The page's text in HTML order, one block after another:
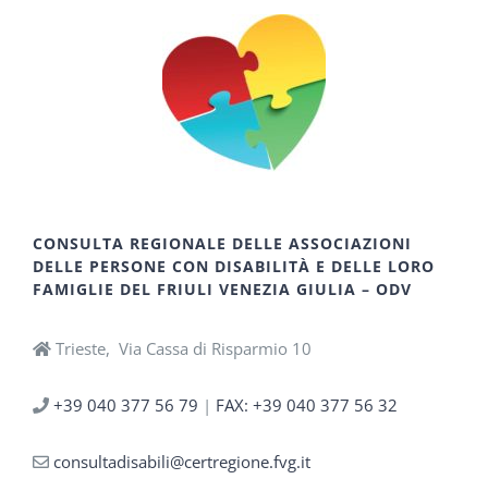
CONSULTA REGIONALE DELLE ASSOCIAZIONI
DELLE PERSONE CON DISABILITÀ E DELLE LORO
FAMIGLIE DEL FRIULI VENEZIA GIULIA – ODV
Trieste, Via Cassa di Risparmio 10
+39 040 377 56 79 | FAX: +39 040 377 56 32
consultadisabili@certregione.fvg.it